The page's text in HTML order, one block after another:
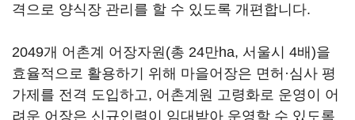
격으로 양식장 관리를 할 수 있도록 개편합니다.
2049개 어촌계 어장자원(총 24만ha, 서울시 4배)을
효율적으로 활용하기 위해 마을어장은 면허·심사 평
가제를 전격 도입하고, 어촌계원 고령화로 운영이 어
려운 어장은 신규인력이 임대받아 운영할 수 있도록